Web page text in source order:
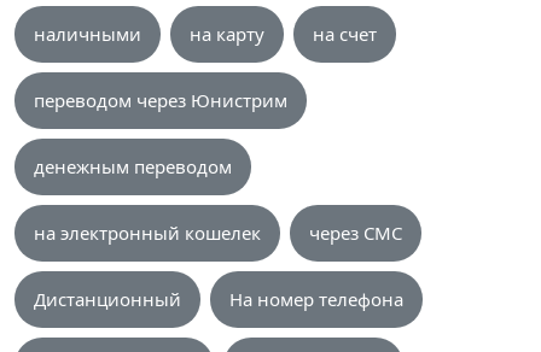
наличными на карту на счет
переводом через Юнистрим
денежным переводом
на электронный кошелек через СМС
Дистанционный На номер телефона